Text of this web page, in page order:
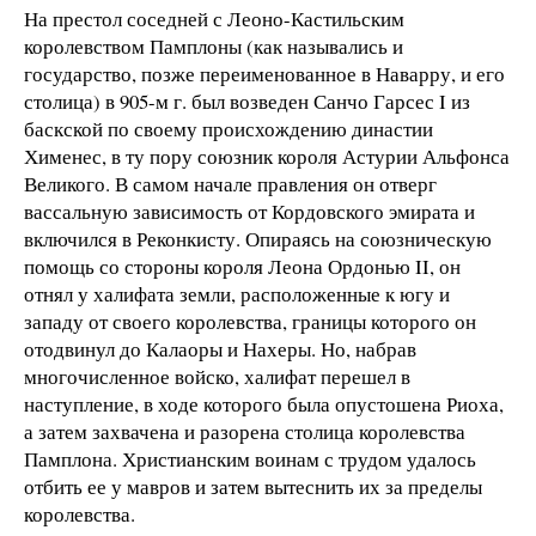
На престол соседней с Леоно-Кастильским
королевством Памплоны (как назывались и
государство, позже переименованное в Наварру, и его
столица) в 905-м г. был возведен Санчо Гарсес I из
баскской по своему происхождению династии
Хименес, в ту пору союзник короля Астурии Альфонса
Великого. В самом начале правления он отверг
вассальную зависимость от Кордовского эмирата и
включился в Реконкисту. Опираясь на союзническую
помощь со стороны короля Леона Ордонью II, он
отнял у халифата земли, расположенные к югу и
западу от своего королевства, границы которого он
отодвинул до Калаоры и Нахеры. Но, набрав
многочисленное войско, халифат перешел в
наступление, в ходе которого была опустошена Риоха,
а затем захвачена и разорена столица королевства
Памплона. Христианским воинам с трудом удалось
отбить ее у мавров и затем вытеснить их за пределы
королевства.